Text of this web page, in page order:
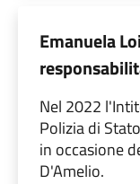
Emanuela
Nel 2022
Polizia di
in occasione
D'Amelio.